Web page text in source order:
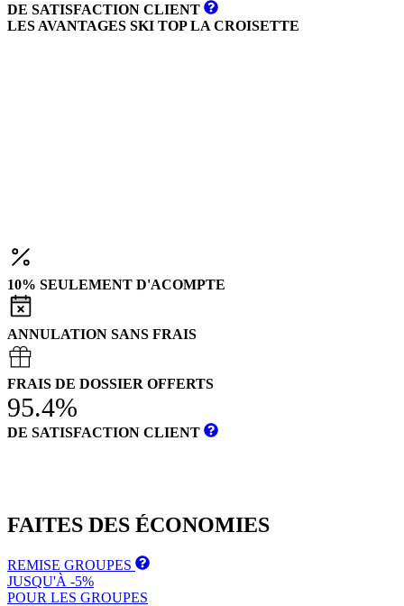
DE SATISFACTION CLIENT
LES AVANTAGES SKI TOP LA CROISETTE
10% SEULEMENT D'ACOMPTE
ANNULATION SANS FRAIS
FRAIS DE DOSSIER OFFERTS
95.4%
DE SATISFACTION CLIENT
FAITES DES ÉCONOMIES
REMISE GROUPES
JUSQU'À -5%
POUR LES GROUPES